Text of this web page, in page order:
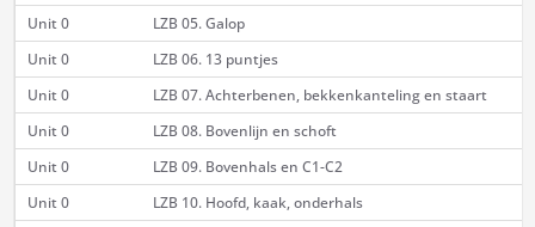
Unit 0
LZB 05. Galop
Unit 0
LZB 06. 13 puntjes
Unit 0
LZB 07. Achterbenen, bekkenkanteling en staart
Unit 0
LZB 08. Bovenlijn en schoft
Unit 0
LZB 09. Bovenhals en C1-C2
Unit 0
LZB 10. Hoofd, kaak, onderhals